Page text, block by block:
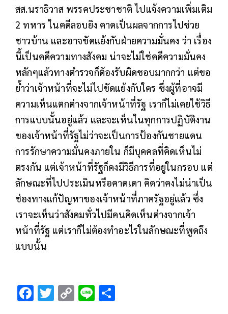
สส.นราธิวาส พรรคประชาชาติ ไปแจ้งความเพิ่มเติม
2 ทหาร ในคดีลอบยิง คาดเป็นผลจากการไปช่วย
ชาวบ้าน และอาจขัดแย้งกับฝ่ายความมั่นคง ว่า เรื่อง
นี้เป็นคดีความทางสังคม น่าจะไม่ใช่คดีความมั่นคง
หลักๆแล้วทางตำรวจก็ต้องรับผิดชอบมากกว่า แต่ขอ
ย้ำว่าเจ้าหน้าที่จะไม่ไปขัดแย้งกับใคร ซึ่งผู้ที่อาจมี
ความเห็นแตกต่างจากเจ้าหน้าที่รัฐ เราก็ไม่เคยใช้วิธี
การแบบนั้นอยู่แล้ว และจะเห็นในทุกการปฏิบัติงาน
ของเจ้าหน้าที่รัฐไม่ว่าจะเป็นการป้องกันชายแดน
การรักษาความมั่นคงภายใน ก็มีบุคคลที่คิดเห็นไม่
ตรงกัน แต่เจ้าหน้าที่รัฐก็คงมีวิธีการที่อยู่ในกรอบ แต่
ลักษณะที่ไปประเมินหรือคาดเดา คิดว่าคงไม่น่าเป็น
ช่องทางแก้ปัญหาของเจ้าหน้าที่ภาครัฐอยู่แล้ว ซึ่ง
เราจะเห็นว่าสังคมทั่วไปมีคนคิดเห็นต่างจากเจ้า
หน้าที่รัฐ แต่เราก็ไม่ต้องทำอะไรในลักษณะที่พูดถึง
แบบนั้น
F T C Li